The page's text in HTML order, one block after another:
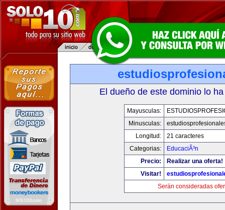
El dueño de este dominio lo
Mayusculas:
Minusculas:
Longitud:
21 caracteres
Categorias:
EducaciÃ³n
Precio:
Realizar una oferta!
Visitar!
Serán consideradas